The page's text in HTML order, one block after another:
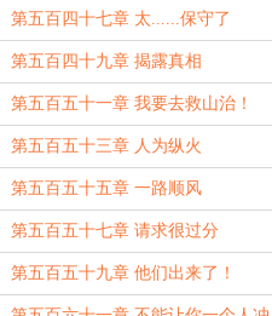
第五百四十七章 太......保守了
第五百四十九章 揭露真相
第五百五十一章 我要去救山治！
第五百五十三章 人为纵火
第五百五十五章 一路顺风
第五百五十七章 请求很过分
第五百五十九章 他们出来了！